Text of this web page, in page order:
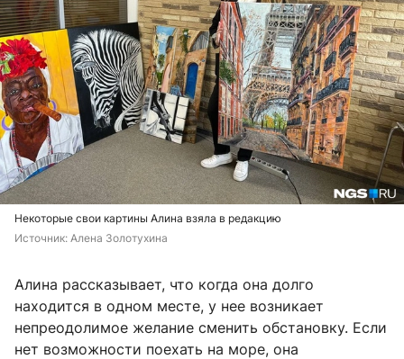
Некоторые свои картины Алина взяла в редакцию
Источник: Алена Золотухина
Алина рассказывает, что когда она долго
находится в одном месте, у нее возникает
непреодолимое желание сменить обстановку. Если
нет возможности поехать на море, она